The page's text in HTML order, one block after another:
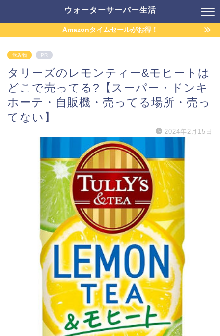
ウォーターサーバー生活
Amazonタイムセールがお得！
飲み物 PR
タリーズのレモンティー&モヒートは
どこで売ってる?【スーパー・ドンキ
ホーテ・自販機・売ってる場所・売っ
てない】
2024年2月15日